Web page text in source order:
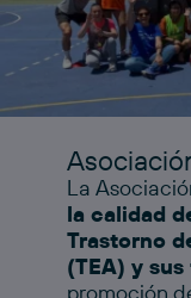
La
la calidad
Trastorno
(TEA) y